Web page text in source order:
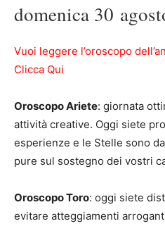
domenica 30
Vuoi leggere l’oroscopo
Clicca Qui
Oroscopo Ariete: giornata
attività creative. Oggi siete
esperienze e le Stelle sono
pure sul sostegno dei vostri
Oroscopo Toro: oggi siete
evitare atteggiamenti